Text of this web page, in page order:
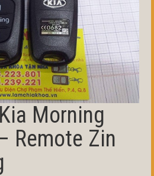
Morning
Remote Zin